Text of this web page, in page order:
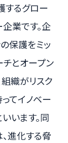
するグロー
業です。企
保護をミッ
チとオープン
織がリスク
てイノベー
います。同
進化する脅